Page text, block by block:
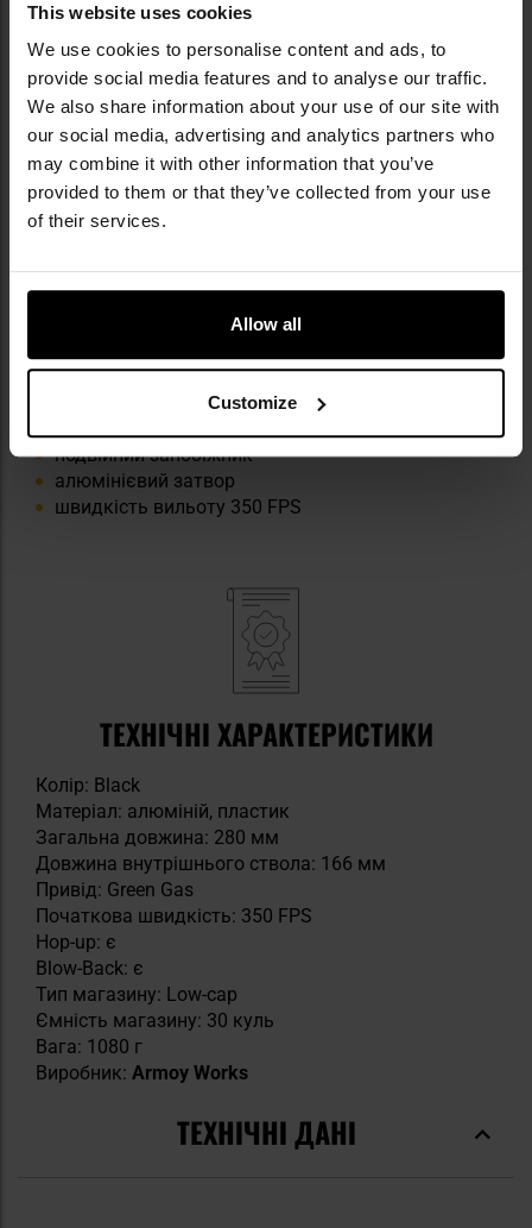
This website uses cookies
We use cookies to personalise content and ads, to
provide social media features and to analyse our traffic.
We also share information about your use of our site with
our social media, advertising and analytics partners who
may combine it with other information that you’ve
provided to them or that they’ve collected from your use
of their services.
Allow all
Customize
репліка
магазин типу Low-cap
КЛЮЧОВІ ХАРАКТЕРИСТИКИ
виготовлений переважно з алюмінію
система Hop-Up
живлення Green Gas
подвійний запобіжник
алюмінієвий затвор
швидкість вильоту 350 FPS
ТЕХНІЧНІ ХАРАКТЕРИСТИКИ
Колір: Black
Матеріал: алюміній, пластик
Загальна довжина: 280 мм
Довжина внутрішнього ствола: 166 мм
Привід: Green Gas
Початкова швидкість: 350 FPS
Hop-up: є
Blow-Back: є
Тип магазину: Low-cap
Ємність магазину: 30 куль
Вага: 1080 г
Виробник: Armoy Works
ТЕХНІЧНІ ДАНІ